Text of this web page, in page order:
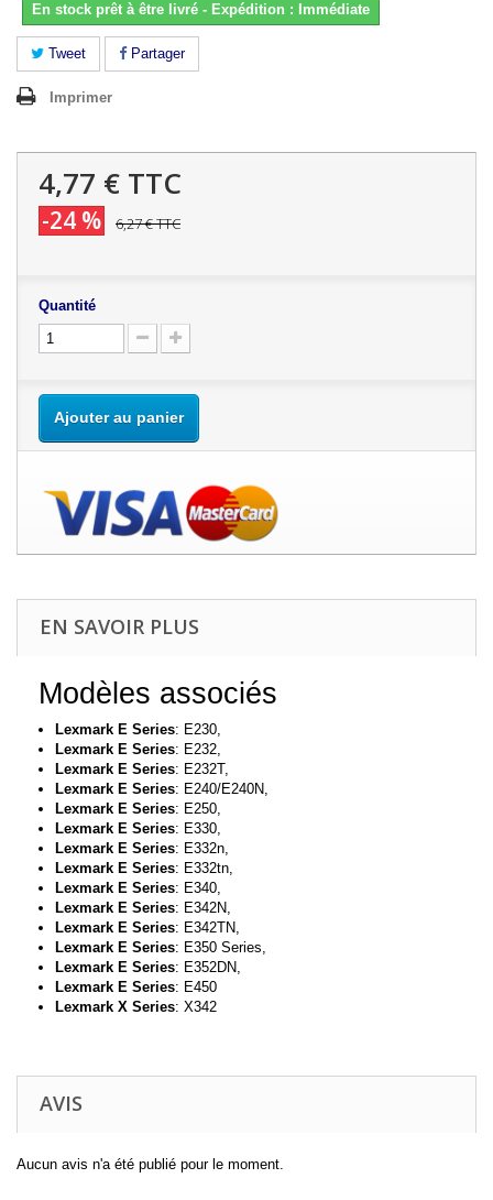
En stock prêt à être livré - Expédition : Immédiate
Tweet Partager
Imprimer
4,77 € TTC
-24 % 6,27 €TTC
Quantité
Ajouter au panier
EN SAVOIR PLUS
Modèles associés
Lexmark E Series: E230,
Lexmark E Series: E232,
Lexmark E Series: E232T,
Lexmark E Series: E240/E240N,
Lexmark E Series: E250,
Lexmark E Series: E330,
Lexmark E Series: E332n,
Lexmark E Series: E332tn,
Lexmark E Series: E340,
Lexmark E Series: E342N,
Lexmark E Series: E342TN,
Lexmark E Series: E350 Series,
Lexmark E Series: E352DN,
Lexmark E Series: E450
Lexmark X Series: X342
AVIS
Aucun avis n'a été publié pour le moment.